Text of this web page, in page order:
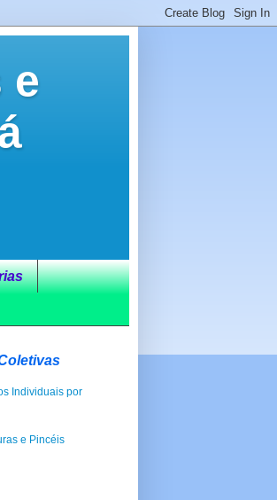
e
Individuais por
e Pincéis